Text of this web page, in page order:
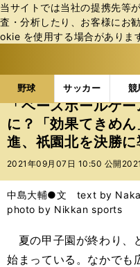
当サイトでは当社の提携先等
査・分析したり、お客様にお
okie を使⽤する場合がありま
野球 サッカー 競
b
ス
ポ
ル
テ
ー
バ
野球の記事一覧
「ベースボールゲ
に？「効果てきめ
進、祇園北を決勝に
2021年09月07日 10:50 公開
中島大輔●文 text by
photo by Nikkan sports
夏の甲子園が終わり、
始まっている。なかでも